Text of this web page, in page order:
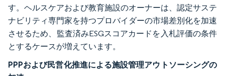
す。ヘルスケアおよび教育施設のオーナーは、認定サステ
ナビリティ専門家を持つプロバイダーの市場差別化を加速
させるため、監査済みESGスコアカードを入札評価の条件
とするケースが増えています。
PPPおよび民営化推進による施設管理アウトソーシングの